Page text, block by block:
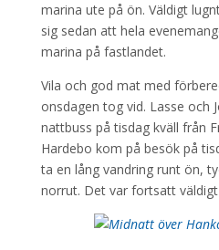
marina ute på ön. Väldigt
sig sedan att hela
marina på fastlandet.
Vila och god mat med
onsdagen tog vid. Lasse och
nattbuss på tisdag kväll från
Hardebo kom på besök på
ta en lång vandring runt ön,
norrut. Det var fortsatt